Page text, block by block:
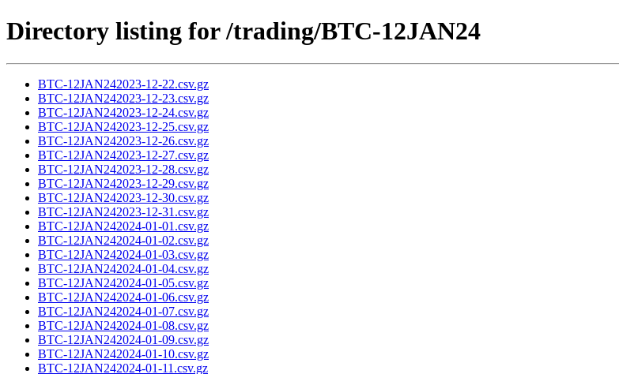
Directory listing for /trading/BTC-12JAN24
BTC-12JAN242023-12-22.csv.gz
BTC-12JAN242023-12-23.csv.gz
BTC-12JAN242023-12-24.csv.gz
BTC-12JAN242023-12-25.csv.gz
BTC-12JAN242023-12-26.csv.gz
BTC-12JAN242023-12-27.csv.gz
BTC-12JAN242023-12-28.csv.gz
BTC-12JAN242023-12-29.csv.gz
BTC-12JAN242023-12-30.csv.gz
BTC-12JAN242023-12-31.csv.gz
BTC-12JAN242024-01-01.csv.gz
BTC-12JAN242024-01-02.csv.gz
BTC-12JAN242024-01-03.csv.gz
BTC-12JAN242024-01-04.csv.gz
BTC-12JAN242024-01-05.csv.gz
BTC-12JAN242024-01-06.csv.gz
BTC-12JAN242024-01-07.csv.gz
BTC-12JAN242024-01-08.csv.gz
BTC-12JAN242024-01-09.csv.gz
BTC-12JAN242024-01-10.csv.gz
BTC-12JAN242024-01-11.csv.gz